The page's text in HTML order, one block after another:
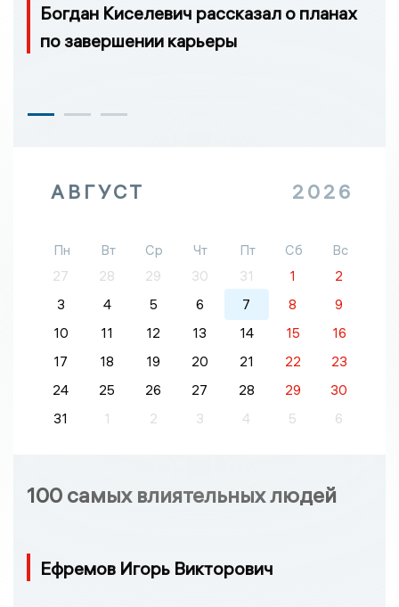
Богдан Киселевич рассказал о планах
по завершении карьеры
АВГУСТ 2026
Пн Вт Ср Чт Пт Сб
Вс
27
28 29 30 31 1
2
3
4 5 6 7 8
9
10
11 12 13 14 15
16
17
18 19 20 21 22
23
24
25 26 27 28 29
30
31
1 2 3 4 5 6
100 самых влиятельных людей
Ефремов Игорь Викторович